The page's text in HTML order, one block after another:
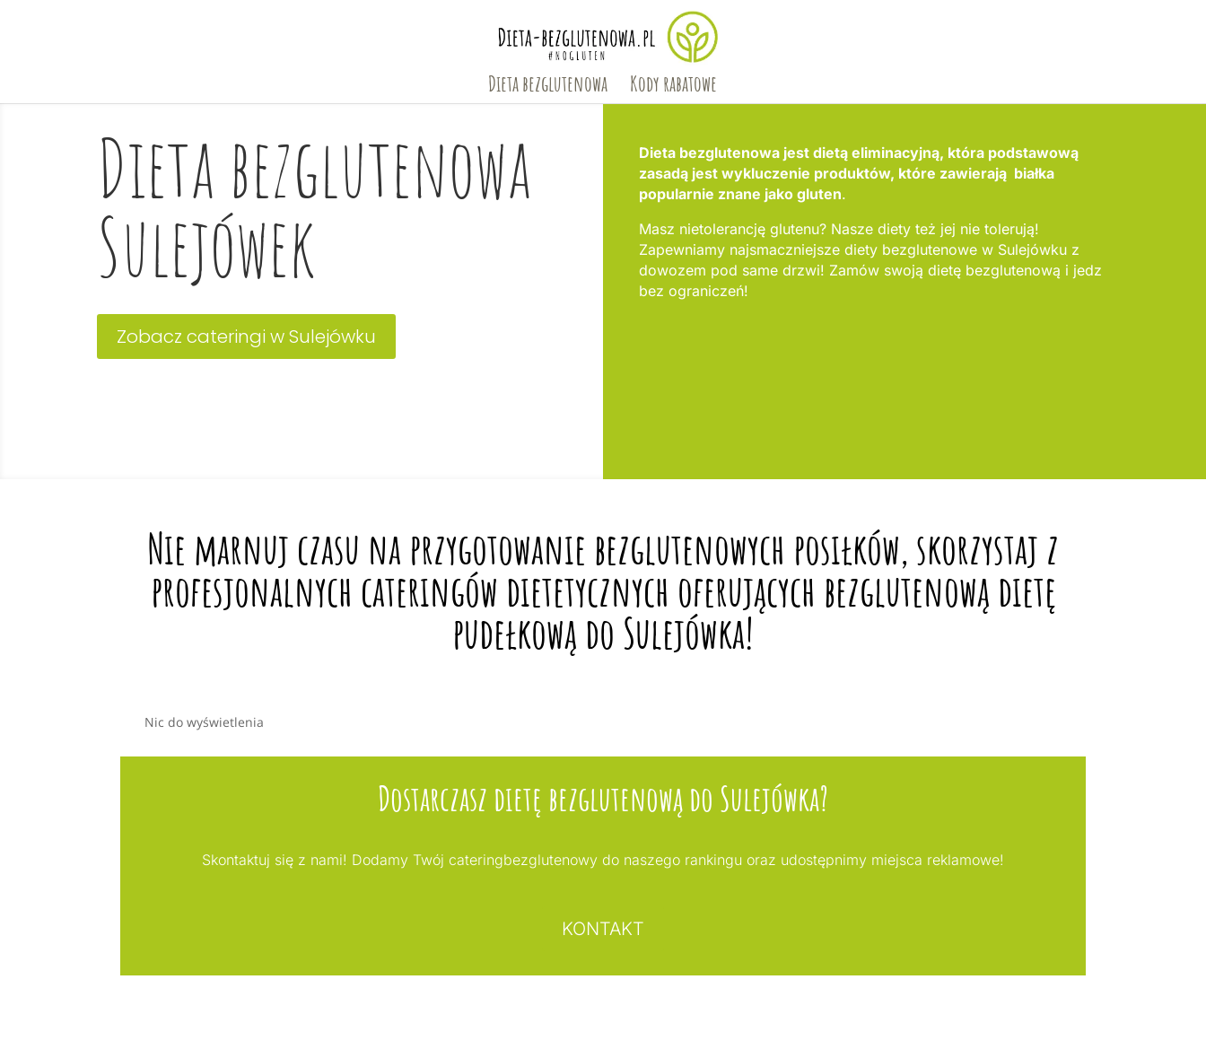
Dieta bezglutenowa Kody rabatowe
Dieta bezglutenowa
Sulejówek
Zobacz cateringi w Sulejówku
Dieta bezglutenowa jest dietą eliminacyjną, która podstawową
zasadą jest wykluczenie produktów, które zawierają białka
popularnie znane jako gluten.
Masz nietolerancję glutenu? Nasze diety też jej nie tolerują!
Zapewniamy najsmaczniejsze diety bezglutenowe w Sulejówku z
dowozem pod same drzwi! Zamów swoją dietę bezglutenową i jedz
bez ograniczeń!
Nie marnuj czasu na przygotowanie bezglutenowych posiłków, skorzystaj z
profesjonalnych cateringów dietetycznych oferujących bezglutenową dietę
pudełkową do Sulejówka!
Nic do wyświetlenia
Dostarczasz dietę bezglutenową do Sulejówka?
Skontaktuj się z nami! Dodamy Twój cateringbezglutenowy do naszego rankingu oraz udostępnimy miejsca reklamowe!
KONTAKT